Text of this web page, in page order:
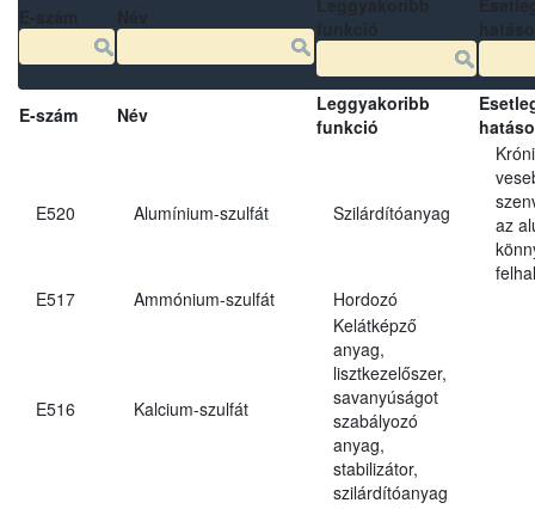
E-szám Név
Leggyakoribb
funkció
E520 Alumínium-szulfát Szilárdítóanyag
az
E517
Ammónium-szulfát Hordozó
E516 Kalcium-szulfát
Kelátképző
anyag,
lisztkezelőszer,
savanyúságot
szabályozó
anyag,
stabilizátor,
szilárdítóanyag